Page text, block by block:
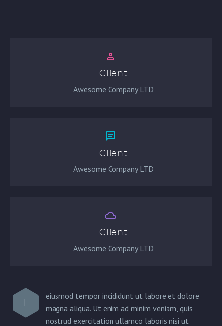


Client
Awesome Company LTD


Client
Awesome Company LTD


Client
Awesome Company LTD
L
eiusmod tempor incididunt ut labore et dolore
magna aliqua. Ut enim ad minim veniam, quis
nostrud exercitation ullamco laboris nisi ut